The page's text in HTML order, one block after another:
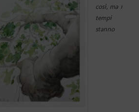
così, ma i
tempi
stanno